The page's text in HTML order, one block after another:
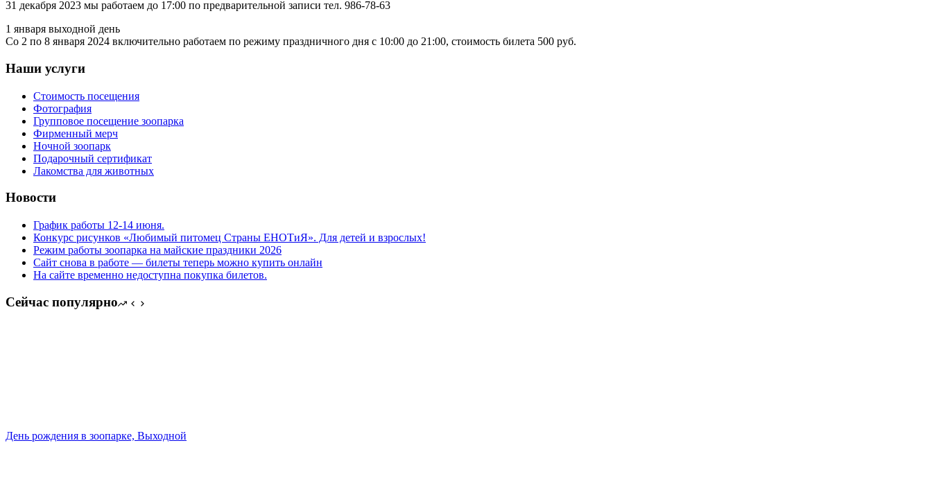
31 декабря 2023 мы работаем до 17:00 по предварительной записи тел. 986-78-63
1 января выходной день
Со 2 по 8 января 2024 включительно работаем по режиму праздничного дня с 10:00 до 21:00, стоимость билета 500 руб.
Наши услуги
Стоимость посещения
Фотография
Групповое посещение зоопарка
Фирменный мерч
Ночной зоопарк
Подарочный сертификат
Лакомства для животных
Новости
График работы 12-14 июня.
Конкурс рисунков «Любимый питомец Страны ЕНОТиЯ». Для детей и взрослых!
Режим работы зоопарка на майские праздники 2026
Сайт снова в работе — билеты теперь можно купить онлайн
На сайте временно недоступна покупка билетов.
Сейчас популярно
День рождения в зоопарке, Выходной